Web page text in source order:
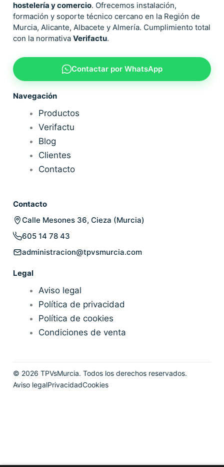
hostelería y comercio. Ofrecemos instalación,
formación y soporte técnico cercano en la Región de
Murcia, Alicante, Albacete y Almería. Cumplimiento total
con la normativa Verifactu.
Contactar por WhatsApp
Navegación
Productos
Verifactu
Blog
Clientes
Contacto
Contacto
Calle Mesones 36, Cieza (Murcia)
605 14 78 43
administracion@tpvsmurcia.com
Legal
Aviso legal
Política de privacidad
Política de cookies
Condiciones de venta
© 2026 TPVsMurcia. Todos los derechos reservados.
Aviso legalPrivacidadCookies